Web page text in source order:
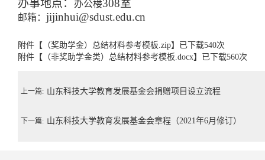
办事地点：
办公楼308室
邮箱： jijinhui@sdust.edu.cn
附件【 （奖助学金）总结材料参考模板.zip】已下载540次
附件【 （非奖助学金类）总结材料参考模板.docx】已下载560次
上一篇: 山东科技大学教育发展基金会捐赠项目设立流程
下一篇: 山东科技大学教育发展基金会章程（2021年6月修订）